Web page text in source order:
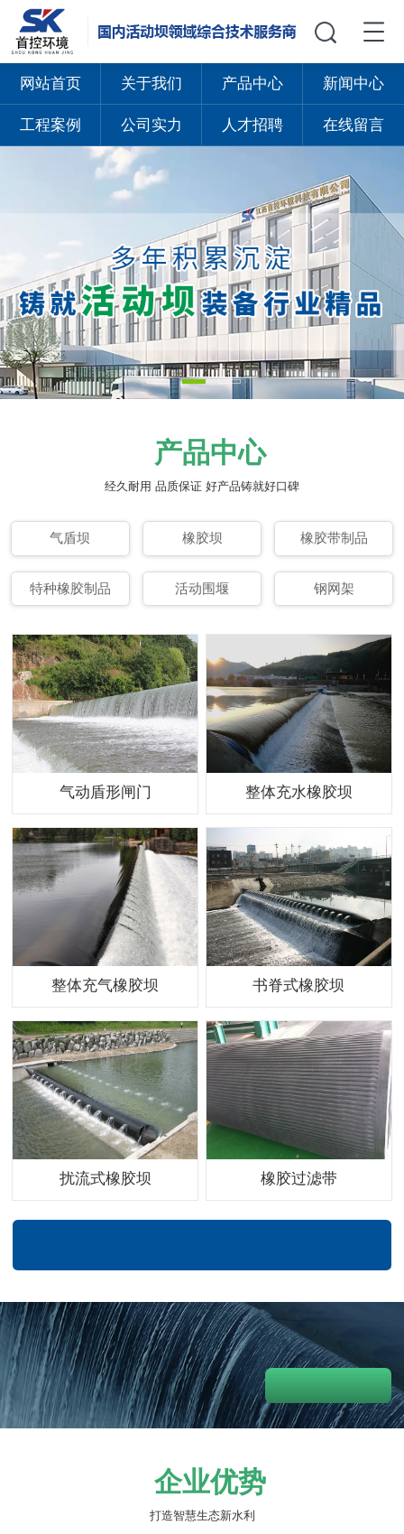
网站首页 关于我们 产品中心 新闻中心
工程案例 公司实力 人才招聘 在线留言
产品中心
经久耐用 品质保证 好产品铸就好口碑
气盾坝 橡胶坝 橡胶带制品
特种橡胶制品 活动围堰 钢网架
气动盾形闸门 整体充水橡胶坝
整体充气橡胶坝 书脊式橡胶坝
扰流式橡胶坝 橡胶过滤带
企业优势
打造智慧生态新水利